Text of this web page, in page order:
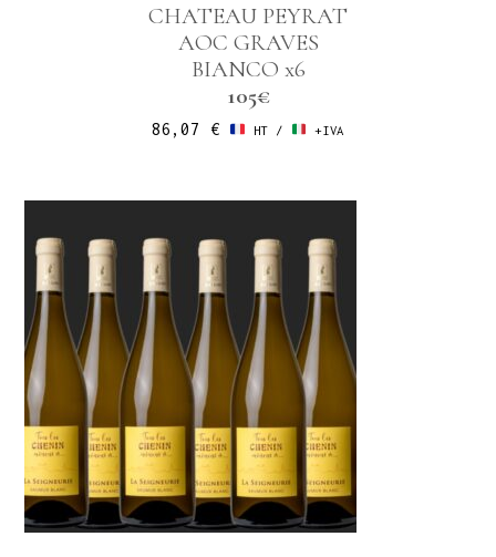
CHATEAU PEYRAT
AOC GRAVES
BIANCO x6
105€
86,07 € HT / +IVA